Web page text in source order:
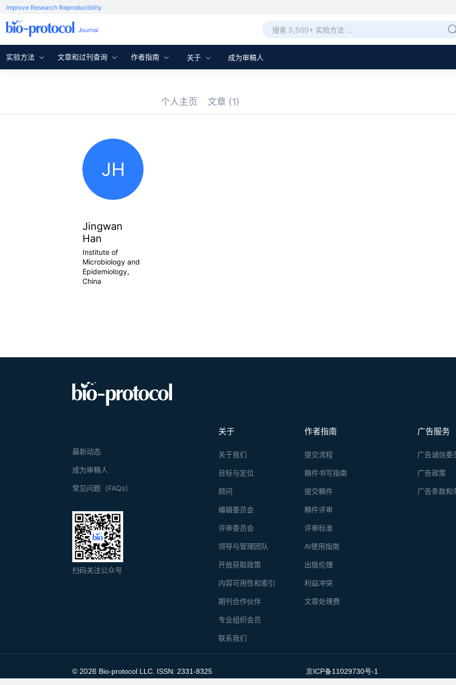
Improve Research Reproducibility
实验方法 文章和过刊查询 作者指南 关于 成为审稿人
个人主页 文章 (1)
JH
Jingwan
Han
Institute of
Microbiology and
Epidemiology,
China
广告服务
广告诚信委
广告政策
广告条款和
作者指南
提交流程
稿件书写指南
提交稿件
稿件评审
评审标准
AI使用指南
出版伦理
利益冲突
文章处理费
关于
关于我们
目标与定位
顾问
编辑委员会
评审委员会
领导与管理团队
开放获取政策
内容可用性和索引
期刊合作伙伴
专业组织会员
联系我们
最新动态
成为审稿人
常见问题（FAQs）
扫码关注公众号
© 2026 Bio-protocol LLC. ISSN: 2331-8325 京ICP备11029730号-1